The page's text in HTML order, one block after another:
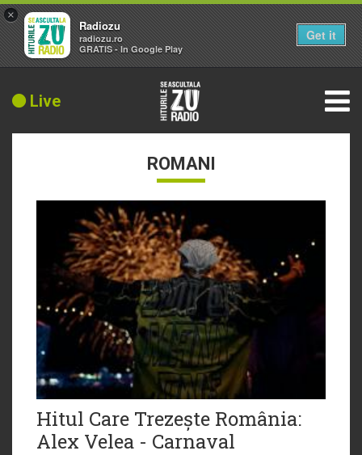
Live
ROMANI
Hitul Care Trezește România:
Alex Velea - Carnaval
×
Radiozu
radiozu.ro
GRATIS - In Google Play
Get it